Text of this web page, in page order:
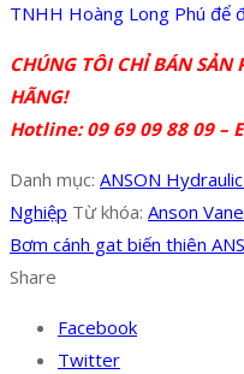
TNHH Hoàng Long Phú để
CHÚNG TÔI CHỈ BÁN
HÃNG!
Hotline: 09 69 09 88 09 –
Danh mục: ANSON
Nghiệp Từ khóa: Anson
Bơm cánh gat biến thiên
Share
Facebook
Twitter